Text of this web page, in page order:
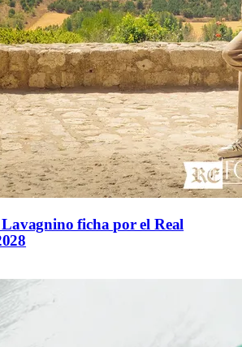
ficha por el Real